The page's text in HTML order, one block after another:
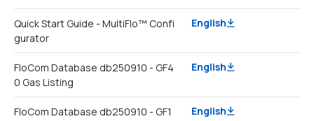
Quick Start Guide - MultiFlo™ Confi
gurator
English
FloCom Database db250910 - GF4
0 Gas Listing
English
FloCom Database db250910 - GF1
English